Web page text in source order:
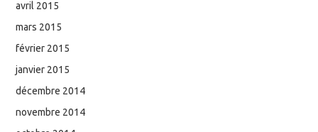
avril 2015
mars 2015
février 2015
janvier 2015
décembre 2014
novembre 2014